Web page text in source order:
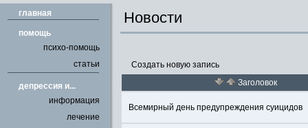
главная
помощь
психо-помощь
статьи
депрессия и...
информация
лечение
Новости
Создать новую запись
Заголовок
Всемирный день предупреждения суицидов